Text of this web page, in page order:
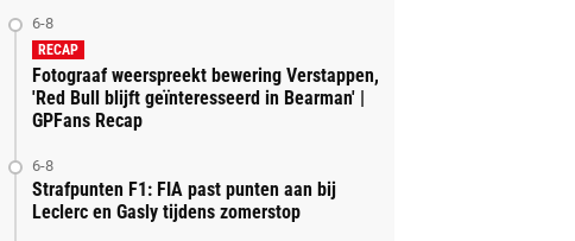
6-8
RECAP
Fotograaf weerspreekt bewering Verstappen,
'Red Bull blijft geïnteresseerd in Bearman' |
GPFans Recap
6-8
Strafpunten F1: FIA past punten aan bij
Leclerc en Gasly tijdens zomerstop